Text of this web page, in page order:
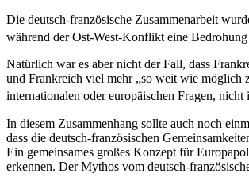
Die deutsch-französische Zusammenarbeit
während der Ost-West-Konflikt eine Bedrohung
Natürlich war es aber nicht der Fall, dass
und Frankreich viel mehr „so weit wie möglich
internationalen oder europäischen Fragen, nicht
In diesem Zusammenhang sollte auch noch
dass die deutsch-französischen
Ein gemeinsames großes Konzept für
erkennen. Der Mythos vom deutsch-